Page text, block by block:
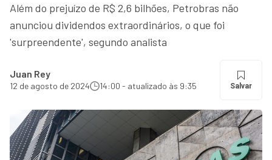
Além do prejuízo de R$ 2,6 bilhões, Petrobras não
anunciou dividendos extraordinários, o que foi
'surpreendente', segundo analista
Juan Rey
12 de agosto de 2024 14:00 - atualizado às 9:35 Salvar